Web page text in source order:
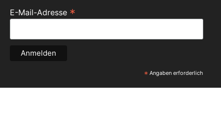
E-Mail-Adresse *
* Angaben erforderlich